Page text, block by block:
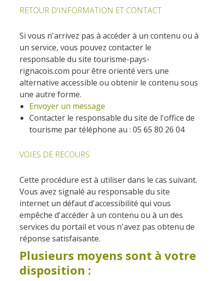
La chataîgne
Les marchés et foires
Nos producteurs
Recettes et produits locaux
Flâner à moins de
cent kilomètres
Les Plus Beaux Villages de
France
Le Pays des Bastides du
Les Villes et Pays d'art et
d'histoire
De la vallée du Lot au pays
Decazeville-Aubin
Patrimoine mondial de
RETOUR D'INFORMATION ET CONTACT
Si vous n'arrivez pas à accéder à un contenu ou à
un service, vous pouvez contacter le
responsable du site tourisme-pays-
rignacois.com pour être orienté vers une
alternative accessible ou obtenir le contenu sous
une autre forme.
Envoyer un message
Contacter le responsable du site de l'office de
tourisme par téléphone au : 05 65 80 26 04
VOIES DE RECOURS
Cette procédure est à utiliser dans le cas suivant.
Vous avez signalé au responsable du site
internet un défaut d'accessibilité qui vous
empêche d'accéder à un contenu ou à un des
services du portail et vous n'avez pas obtenu de
réponse satisfaisante.
Plusieurs moyens sont à votre
disposition :